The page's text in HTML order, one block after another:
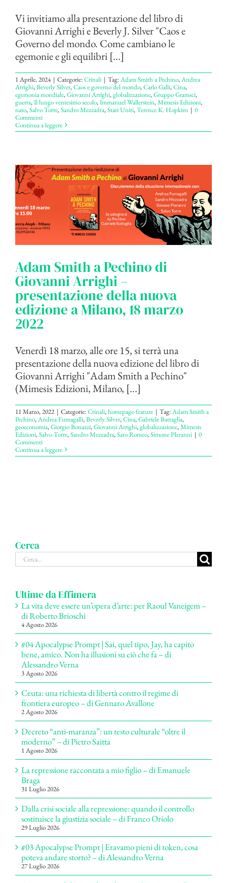
Vi invitiamo alla presentazione del libro di
Giovanni Arrighi e Beverly J. Silver "Caos e
Governo del mondo. Come cambiano le
egemonie e gli equilibri [...]
1 Aprile, 2024 | Categorie:Crinali | Tag:Adam Smith a Pechino,Andrea
Arrighi,Beverly Silver,Caos e governo del mondo,Carlo Galli,Cina,
egemonia mondiale,Giovanni Arrighi,globalizzazione,Gruppo Gramsci,
guerra,Il lungo ventesimo secolo,Immanuel Wallerstein,Mimesis Edizioni,
nato,Salvo Torre,Sandro Mezzadra,Stati Uniti,Terence K. Hopkins | 0
Commenti
Continua a leggere
Adam Smith a Pechino di
Giovanni Arrighi –
presentazione della nuova
edizione a Milano, 18 marzo
2022
Venerdì 18 marzo, alle ore 15, si terrà una
presentazione della nuova edizione del libro di
Giovanni Arrighi "Adam Smith a Pechino"
(Mimesis Edizioni, Milano, [...]
11 Marzo, 2022 | Categorie:Crinali,homepage-feature | Tag:Adam Smith a
Pechino,Andrea Fumagalli,Beverly Silver,Cina,Gabriele Battaglia,
geoeconomia,Giorgio Bonazzi,Giovanni Arrighi,globalizzazione,Mimesis
Edizioni,Salvo Torre,Sandro Mezzadra,Saro Romeo,Simone PIeranni | 0
Commenti
Continua a leggere
Cerca
Cerca
per:
Ultime da Effimera
La vita deve essere un’opera d’arte: per Raoul Vaneigem –
di Roberto Brioschi
4 Agosto 2026
#04 Apocalypse Prompt | Sai, quel tipo, Jay, ha capito
bene, amico. Non ha illusioni su ciò che fa – di
Alessandro Verna
3 Agosto 2026
Ceuta: una richiesta di libertà contro il regime di
frontiera europeo – di Gennaro Avallone
2 Agosto 2026
Decreto “anti-maranza”: un testo culturale “oltre il
moderno” – di Pietro Saitta
1 Agosto 2026
La repressione raccontata a mio figlio – di Emanuele
Braga
31 Luglio 2026
Dalla crisi sociale alla repressione: quando il controllo
sostituisce la giustizia sociale – di Franco Oriolo
29 Luglio 2026
#03 Apocalypse Prompt | Eravamo pieni di token, cosa
poteva andare storto? – di Alessandro Verna
27 Luglio 2026